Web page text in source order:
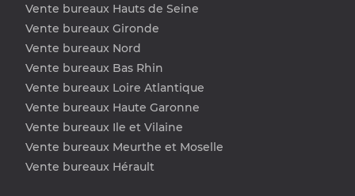
Vente bureaux Hauts de Seine
Vente bureaux Gironde
Vente bureaux Nord
Vente bureaux Bas Rhin
Vente bureaux Loire Atlantique
Vente bureaux Haute Garonne
Vente bureaux Ile et Vilaine
Vente bureaux Meurthe et Moselle
Vente bureaux Hérault